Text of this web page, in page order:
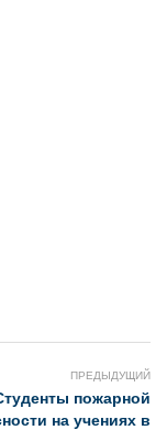
ПРЕДЫДУЩИЙ
пожарной
на учениях в